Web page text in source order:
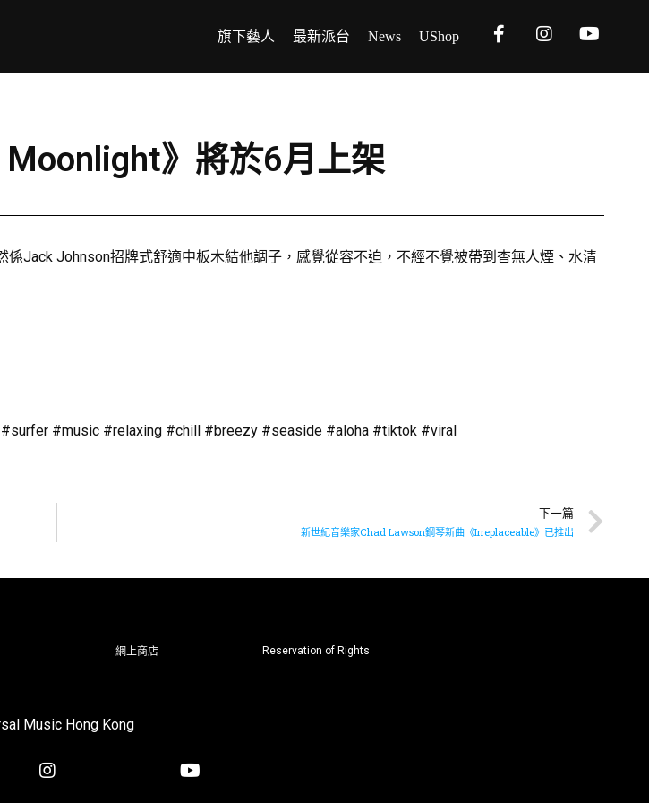
旗下藝人 最新派台 News UShop
》將於6月上架
Jack Johnson招牌式舒適中板木結他調子，感覺從容不迫，不經不覺被帶到杳無人煙、水清
#music #relaxing #chill #breezy #seaside #aloha #tiktok #viral
下一篇
新世紀音樂家Chad Lawson鋼琴新曲《Irreplaceable》已推出
網上商店 Reservation of Rights
Music Hong Kong